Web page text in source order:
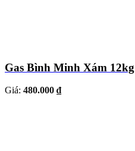
Gas Bình Minh Xám 12kg
Giá: 480.000 ₫